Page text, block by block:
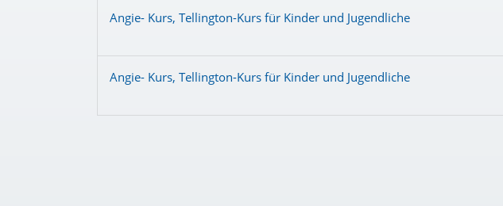
Angie- Kurs, Tellington-Kurs für Kinder und Jugendliche
Angie- Kurs, Tellington-Kurs für Kinder und Jugendliche